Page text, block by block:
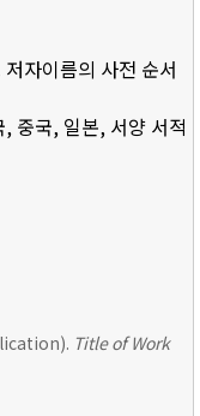
자이름의 사전 순서
중국, 일본, 서양 서적
Title of Work